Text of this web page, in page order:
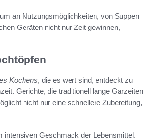
an Nutzungsmöglichkeiten, von Suppen
Geräten nicht nur Zeit gewinnen,
Kochens, die es wert sind, entdeckt zu
Gerichte, die traditionell lange Garzeiten
nicht nur eine schnellere Zubereitung,
intensiven Geschmack der Lebensmittel.